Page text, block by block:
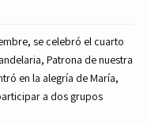
se celebró el cuarto
Patrona de nuestra
en la alegría de María,
a dos grupos